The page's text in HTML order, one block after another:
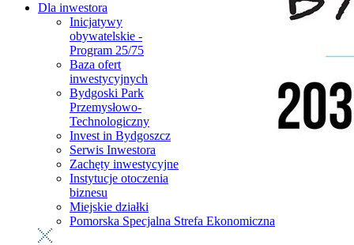
Dla inwestora
Inicjatywy
obywatelskie -
Program 25/75
Baza ofert
inwestycyjnych
Bydgoski Park
Przemysłowo-
Technologiczny
Invest in Bydgoszcz
Serwis Inwestora
Zachęty inwestycyjne
Instytucje otoczenia
biznesu
Miejskie działki
Pomorska Specjalna Strefa Ekonomiczna